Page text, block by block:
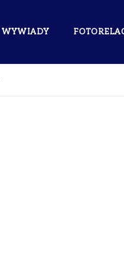
WYWIADY